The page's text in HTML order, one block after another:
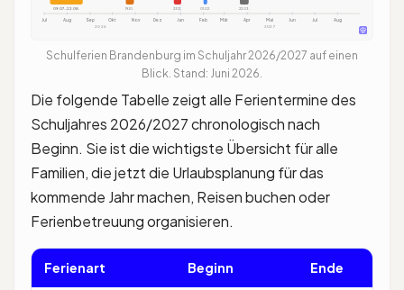
Jul Aug Sep Okt Nov Dez Jan Feb Mär Apr Mai Jun Jul Aug
2026 2027
09.07.-22.08. 19.10. 23.12. 01.02. 22.03.
Schulferien Brandenburg im Schuljahr 2026/2027 auf einen
Blick. Stand: Juni 2026.
Die folgende Tabelle zeigt alle Ferientermine des
Schuljahres 2026/2027 chronologisch nach
Beginn. Sie ist die wichtigste Übersicht für alle
Familien, die jetzt die Urlaubsplanung für das
kommende Jahr machen, Reisen buchen oder
Ferienbetreuung organisieren.
Ferienart Beginn Ende